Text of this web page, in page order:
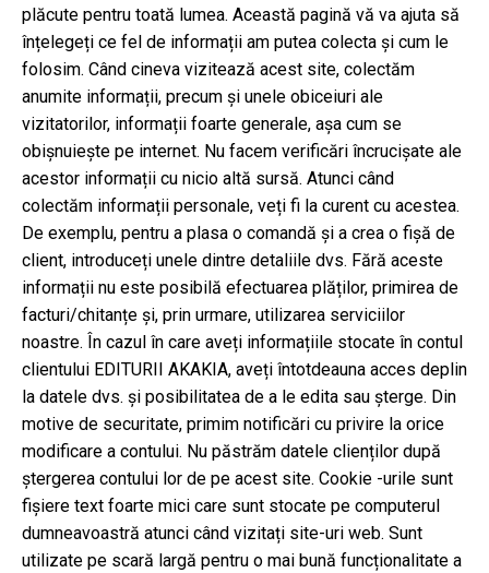
plăcute pentru toată lumea. Această pagină vă va ajuta să
înțelegeți ce fel de informații am putea colecta și cum le
folosim. Când cineva vizitează acest site, colectăm
anumite informații, precum și unele obiceiuri ale
vizitatorilor, informații foarte generale, așa cum se
obișnuiește pe internet. Nu facem verificări încrucișate ale
acestor informații cu nicio altă sursă. Atunci când
colectăm informații personale, veți fi la curent cu acestea.
De exemplu, pentru a plasa o comandă și a crea o fișă de
client, introduceți unele dintre detaliile dvs. Fără aceste
informații nu este posibilă efectuarea plăților, primirea de
facturi/chitanțe și, prin urmare, utilizarea serviciilor
noastre. În cazul în care aveți informațiile stocate în contul
clientului EDITURII AKAKIA, aveți întotdeauna acces deplin
la datele dvs. și posibilitatea de a le edita sau șterge. Din
motive de securitate, primim notificări cu privire la orice
modificare a contului. Nu păstrăm datele clienților după
ștergerea contului lor de pe acest site. Cookie -urile sunt
fișiere text foarte mici care sunt stocate pe computerul
dumneavoastră atunci când vizitați site-uri web. Sunt
utilizate pe scară largă pentru o mai bună funcționalitate a